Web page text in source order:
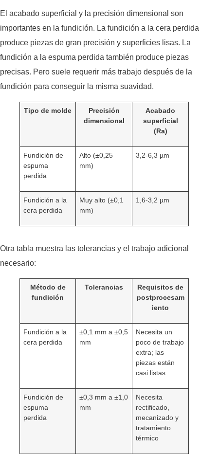
El acabado superficial y la precisión dimensional son
importantes en la fundición. La fundición a la cera perdida
produce piezas de gran precisión y superficies lisas. La
fundición a la espuma perdida también produce piezas
precisas. Pero suele requerir más trabajo después de la
fundición para conseguir la misma suavidad.
Tipo de molde
Precisión
dimensional
Acabado
superficial
(Ra)
Fundición de
espuma
perdida
Alto (±0,25
mm)
3,2-6,3 µm
Fundición a la
cera perdida
Muy alto (±0,1
mm)
1,6-3,2 µm
Otra tabla muestra las tolerancias y el trabajo adicional
necesario:
Método de
fundición
Tolerancias
Requisitos de
postprocesam
iento
Fundición a la
cera perdida
±0,1 mm a ±0,5
mm
Necesita un
poco de trabajo
extra; las
piezas están
casi listas
Fundición de
espuma
perdida
±0,3 mm a ±1,0
mm
Necesita
rectificado,
mecanizado y
tratamiento
térmico